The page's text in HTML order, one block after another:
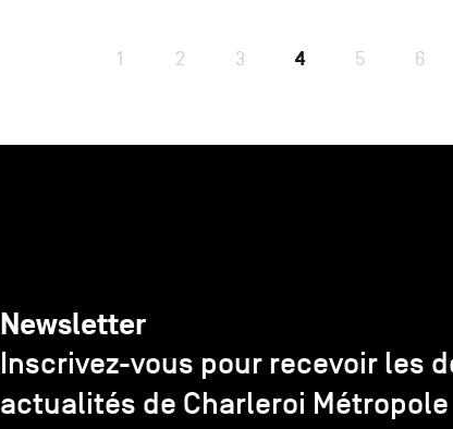
1 2 3 4 5 6
Newsletter
Inscrivez-vous pour recevoir les
actualités de Charleroi Métropole